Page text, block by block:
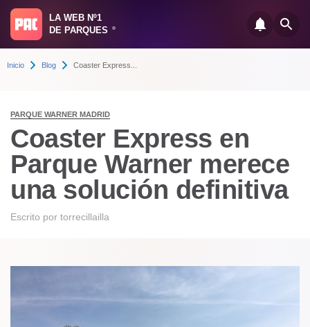
LA WEB Nº1
DE PARQUES
®
Inicio Blog Coaster Express...
PARQUE WARNER MADRID
Coaster Express en
Parque Warner merece
una solución definitiva
Escrito por torrecillailla